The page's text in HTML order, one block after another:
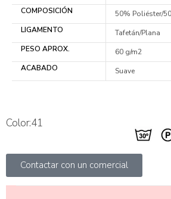
COMPOSICIÓN
50% Poliéster/
LIGAMENTO
Tafetán/Plana
PESO APROX.
60 g/m2
ACABADO
Suave
Color:41
Contactar con un comercial